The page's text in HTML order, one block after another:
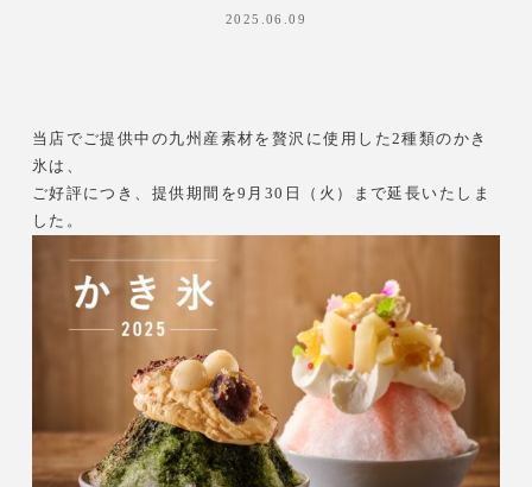
2025.06.09
当店でご提供中の九州産素材を贅沢に使用した2種類のかき
氷は、
ご好評につき、提供期間を9月30日（火）まで延長いたしま
した。